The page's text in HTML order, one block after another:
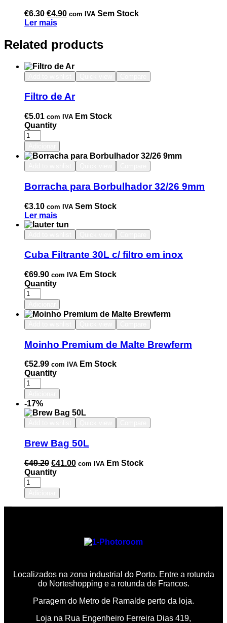
€6.30 €4.90 com IVA Sem Stock
Ler mais
Related products
Filtro de Ar
€5.01 com IVA Em Stock
Quantity
Borracha para Borbulhador 32/26 9mm
€3.10 com IVA Sem Stock
Ler mais
Cuba Filtrante 30L c/ filtro em inox
€69.90 com IVA Em Stock
Quantity
Moinho Premium de Malte Brewferm
€52.99 com IVA Em Stock
Quantity
-17%
Brew Bag 50L
€49.20 €41.00 com IVA Em Stock
Quantity
Localizados na zona industrial do Porto. Entre a rotunda
do Norteshopping e a rotunda de Francos.
Paragem do Metro de Ramalde perto da loja.
Loja na Rua Engenheiro Ferreira Dias 419,